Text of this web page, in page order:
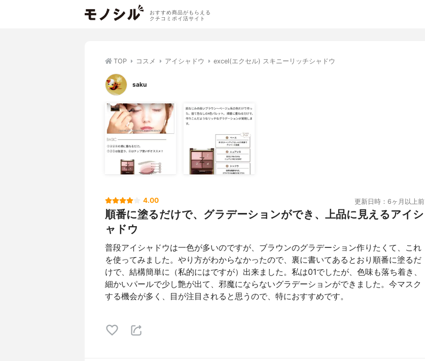
おすすめ商品がもらえる
クチコミポイ活サイト
TOP コスメ アイシャドウ excel(エクセル) スキニーリッチシャドウ
saku
4.00 更新日時：6ヶ月以上前
順番に塗るだけで、グラデーションができ、上品に見えるアイシ
ャドウ
普段アイシャドウは一色が多いのですが、ブラウンのグラデーション作りたくて、これ
を使ってみました。やり方がわからなかったので、裏に書いてあるとおり順番に塗るだ
けで、結構簡単に（私的にはですが）出来ました。私は01でしたが、色味も落ち着き、
細かいパールで少し艶が出て、邪魔にならないグラデーションができました。今マスク
する機会が多く、目が注目されると思うので、特におすすめです。